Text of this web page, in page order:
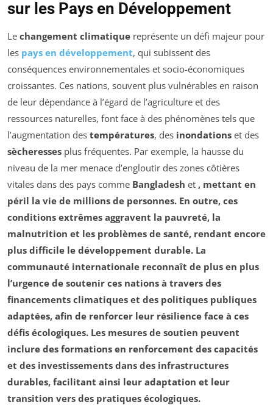
sur les Pays en Développement
Le changement climatique représente un défi majeur pour
les pays en développement, qui subissent des
conséquences environnementales et socio-économiques
croissantes. Ces nations, souvent plus vulnérables en raison
de leur dépendance à l’égard de l’agriculture et des
ressources naturelles, font face à des phénomènes tels que
l’augmentation des températures, des inondations et des
sècheresses plus fréquentes. Par exemple, la hausse du
niveau de la mer menace d’engloutir des zones côtières
vitales dans des pays comme Bangladesh et , mettant en
péril la vie de millions de personnes. En outre, ces
conditions extrêmes aggravent la pauvreté, la
malnutrition et les problèmes de santé, rendant encore
plus difficile le développement durable. La
communauté internationale reconnaît de plus en plus
l’urgence de soutenir ces nations à travers des
financements climatiques et des politiques publiques
adaptées, afin de renforcer leur résilience face à ces
défis écologiques. Les mesures de soutien peuvent
inclure des formations en renforcement des capacités
et des investissements dans des infrastructures
durables, facilitant ainsi leur adaptation et leur
transition vers des pratiques écologiques.